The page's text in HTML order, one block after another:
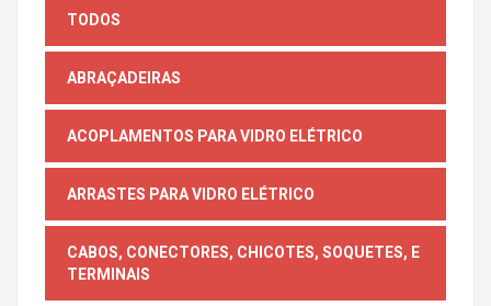
TODOS
ABRAÇADEIRAS
ACOPLAMENTOS PARA VIDRO ELÉTRICO
ARRASTES PARA VIDRO ELÉTRICO
CABOS, CONECTORES, CHICOTES, SOQUETES, E
TERMINAIS